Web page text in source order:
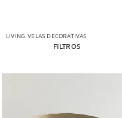
LIVING VELAS DECORATIVAS
FILTROS
Imagen cambiada a 1 de 7